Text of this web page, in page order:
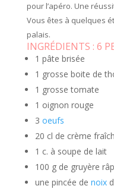
pour l’apéro. Une
Vous êtes à quelques
palais.
INGRÉDIENTS : 6
1 pâte brisée
1 grosse boite de
1 grosse tomate
1 oignon rouge
3 oeufs
20 cl de crème
1 c. à soupe de lait
100 g de gruyère
une pincée de noix